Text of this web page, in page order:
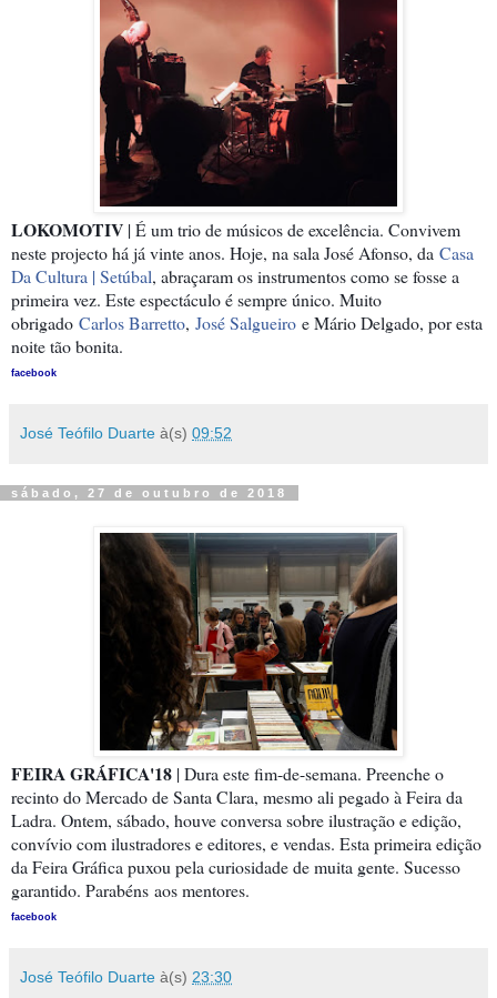
LOKOMOTIV | É um trio de músicos de excelência. Convivem
neste projecto há já vinte anos. Hoje, na sala José Afonso, da Casa
Da Cultura | Setúbal, abraçaram os instrumentos como se fosse a
primeira vez. Este espectáculo é sempre único. Muito
obrigado Carlos Barretto, José Salgueiro e Mário Delgado, por esta
noite tão bonita.
facebook
José Teófilo Duarte à(s) 09:52
sábado, 27 de outubro de 2018
FEIRA GRÁFICA'18 | Dura este fim-de-semana. Preenche o
recinto do Mercado de Santa Clara, mesmo ali pegado à Feira da
Ladra. Ontem, sábado, houve conversa sobre ilustração e edição,
convívio com ilustradores e editores, e vendas. Esta primeira edição
da Feira Gráfica puxou pela curiosidade de muita gente. Sucesso
garantido. Parabéns aos mentores.
facebook
José Teófilo Duarte à(s) 23:30